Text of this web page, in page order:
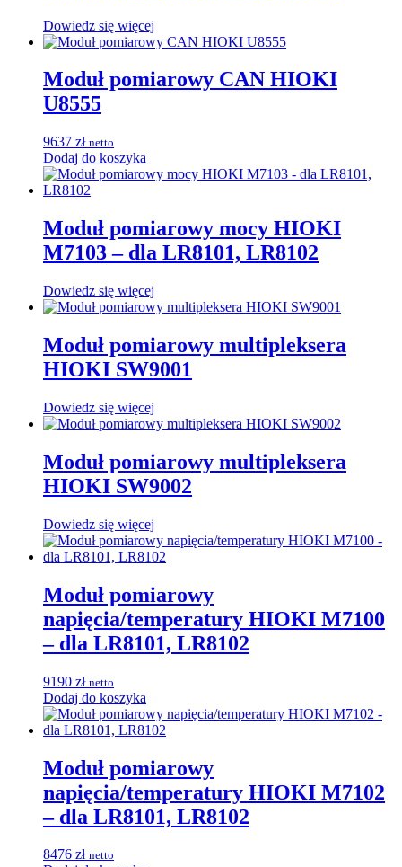
Dowiedz się więcej
Moduł pomiarowy CAN HIOKI
U8555
9637 zł netto
Dodaj do koszyka
Moduł pomiarowy mocy HIOKI
M7103 – dla LR8101, LR8102
Dowiedz się więcej
Moduł pomiarowy multipleksera
HIOKI SW9001
Dowiedz się więcej
Moduł pomiarowy multipleksera
HIOKI SW9002
Dowiedz się więcej
Moduł pomiarowy
napięcia/temperatury HIOKI M7100
– dla LR8101, LR8102
9190 zł netto
Dodaj do koszyka
Moduł pomiarowy
napięcia/temperatury HIOKI M7102
– dla LR8101, LR8102
8476 zł netto